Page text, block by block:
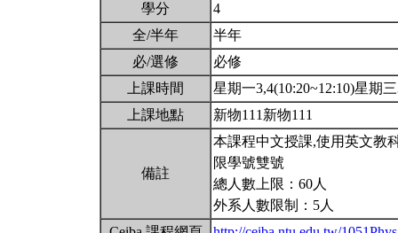
學分
4
全/半年
半年
必/選修
必修
上課時間
星期一3,4(10:20~12:10)星期
上課地點
新物111新物111
備註
本課程中文授課,使用英文教
限學號雙號
總人數上限：60人
外系人數限制：5人